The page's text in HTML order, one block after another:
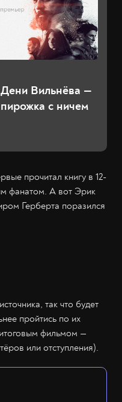
Вильнёва —
с ничем
прочитал книгу в 12-
фанатом. А вот Эрик
Герберта поразился
так что будет
пройтись по их
фильмом —
или отступления).